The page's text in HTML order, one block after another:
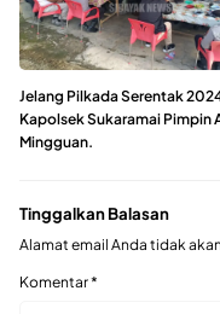
Jelang Pilkada Serentak
Kapolsek Sukaramai Pimpin
Mingguan.
Tinggalkan Balasan
Alamat email Anda tidak
Komentar*